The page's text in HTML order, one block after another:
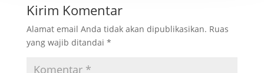
Kirim Komentar
Alamat email Anda tidak akan dipublikasikan. Ruas
yang wajib ditandai *